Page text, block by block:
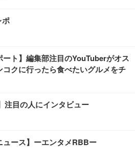
ポ
ート】編集部注目のYouTuberがオス
コクに行ったら食べたいグルメをチ
注目の人にインタビュー
ュース】ーエンタメRBBー